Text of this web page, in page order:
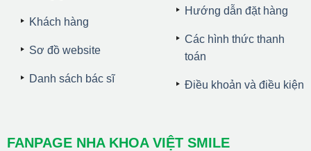
Khách hàng
Sơ đồ website
Danh sách bác sĩ
Hướng dẫn đặt hàng
Các hình thức thanh
toán
Điều khoản và điều kiện
FANPAGE NHA KHOA VIỆT SMILE